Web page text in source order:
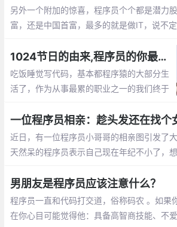
员们的肾上腺素分泌。
另外一个附加的惊喜，程序员个个都是潜力
富，还是中国首富，最多的就是做IT，说不
序员收入稳定，生活安逸，属于长期持有型
1024节日的由来,程序员的你最想对自己说的是什么？【1024程序员节日】
吃饭睡觉写代码，基本都程序猿的大部分生
活了，作为从事最累的职业之一的我们终于
序员致敬，向自己致敬，向未来致敬。
近日，有一位程序员小哥哥的相亲图引发了
天然呆的程序员表示自己现在年纪不小了，
男朋友是程序员应该注意什么？
程序员一直和代码打交道，俗称码农 。如果
在你心目可能觉得他：具备高智商技能、不